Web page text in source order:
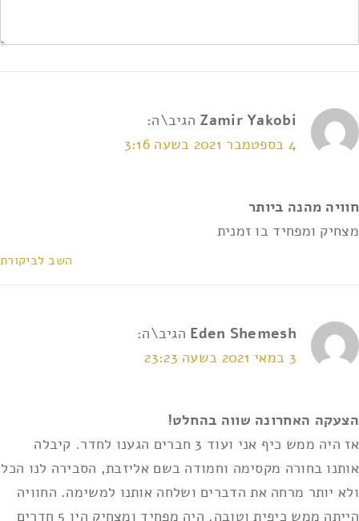
Zamir Yakobi הגיב\ה:
4 בספטמבר 2021 בשעה 3:16
חוויה מהנה ביותר
מצחיק ומפחיד בו זמנית
השב לביקורת
Eden Shemesh הגיב\ה:
3 במאי 2021 בשעה 23:23
הצעקה האחרונה שווה בהחלט!
אז היה ממש כיף אני ועוד 3 חברים הגענו לחדר. קיבלה
אותנו בחורה מקסימה וחמודה בשם אליזבת, הסבירה לנו הכל
ולא יותר מרחה את הדברים ושלחה אותנו למשימה. החוויה
הייתה ממש כיפית וטובה. היה מפחיד ומצחיק היו 5 חדרים